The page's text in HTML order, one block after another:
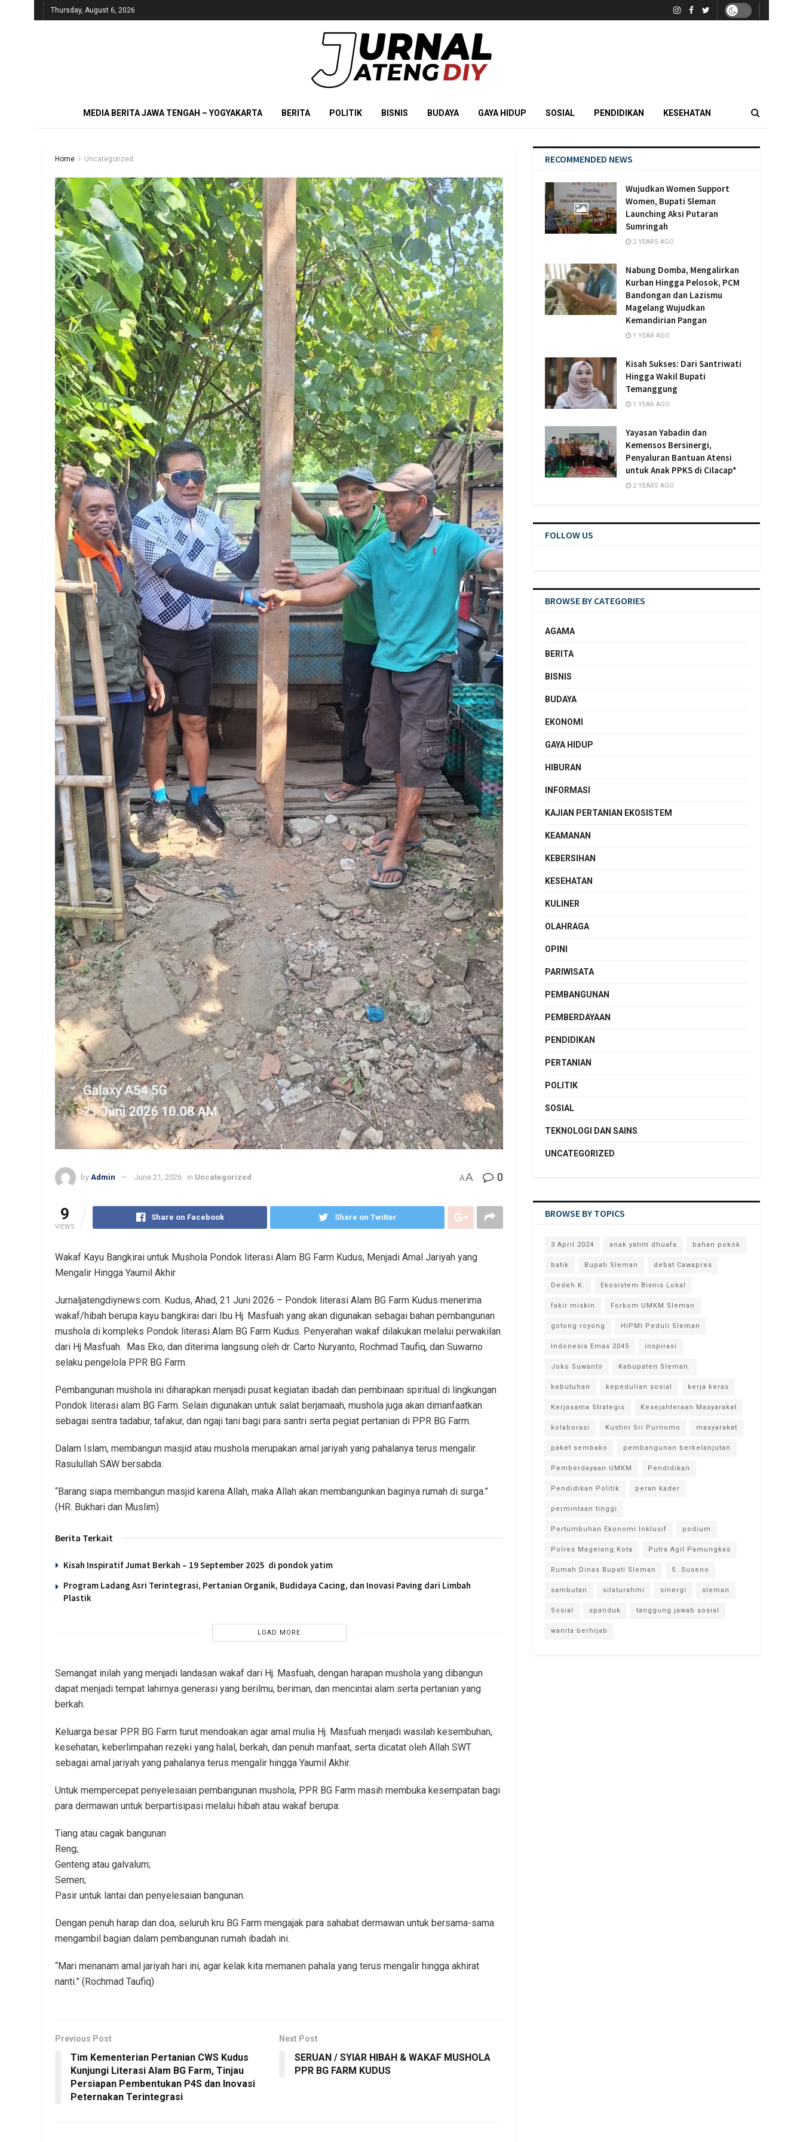
Thursday, August 6, 2026
MEDIA BERITA JAWA TENGAH – YOGYAKARTA BERITA POLITIK BISNIS BUDAYA GAYA HIDUP SOSIAL PENDIDIKAN KESEHATAN
Home Uncategorized
by Admin June 21, 2026 in Uncategorized AA 0
9
VIEWS
Share on Facebook Share on Twitter
Wakaf Kayu Bangkirai untuk Mushola Pondok literasi Alam BG Farm Kudus, Menjadi Amal Jariyah yang
Mengalir Hingga Yaumil Akhir
Jurnaljatengdiynews.com. Kudus, Ahad, 21 Juni 2026 – Pondok literasi Alam BG Farm Kudus menerima
wakaf/hibah berupa kayu bangkirai dari Ibu Hj. Masfuah yang akan digunakan sebagai bahan pembangunan
mushola di kompleks Pondok literasi Alam BG Farm Kudus. Penyerahan wakaf dilakukan melalui perwakilan
dari Hj Masfuah. Mas Eko, dan diterima langsung oleh dr. Carto Nuryanto, Rochmad Taufiq, dan Suwarno
selaku pengelola PPR BG Farm.
Pembangunan mushola ini diharapkan menjadi pusat kegiatan ibadah dan pembinaan spiritual di lingkungan
Pondok literasi alam BG Farm. Selain digunakan untuk salat berjamaah, mushola juga akan dimanfaatkan
sebagai sentra tadabur, tafakur, dan ngaji tani bagi para santri serta pegiat pertanian di PPR BG Farm.
Dalam Islam, membangun masjid atau mushola merupakan amal jariyah yang pahalanya terus mengalir.
Rasulullah SAW bersabda:
“Barang siapa membangun masjid karena Allah, maka Allah akan membangunkan baginya rumah di surga.”
(HR. Bukhari dan Muslim)
Berita Terkait
Kisah Inspiratif Jumat Berkah – 19 September 2025 di pondok yatim
Program Ladang Asri Terintegrasi, Pertanian Organik, Budidaya Cacing, dan Inovasi Paving dari Limbah
Plastik
LOAD MORE
Semangat inilah yang menjadi landasan wakaf dari Hj. Masfuah, dengan harapan mushola yang dibangun
dapat menjadi tempat lahirnya generasi yang berilmu, beriman, dan mencintai alam serta pertanian yang
berkah.
Keluarga besar PPR BG Farm turut mendoakan agar amal mulia Hj. Masfuah menjadi wasilah kesembuhan,
kesehatan, keberlimpahan rezeki yang halal, berkah, dan penuh manfaat, serta dicatat oleh Allah SWT
sebagai amal jariyah yang pahalanya terus mengalir hingga Yaumil Akhir.
Untuk mempercepat penyelesaian pembangunan mushola, PPR BG Farm masih membuka kesempatan bagi
para dermawan untuk berpartisipasi melalui hibah atau wakaf berupa:
Tiang atau cagak bangunan
Reng;
Genteng atau galvalum;
Semen;
Pasir untuk lantai dan penyelesaian bangunan.
Dengan penuh harap dan doa, seluruh kru BG Farm mengajak para sahabat dermawan untuk bersama-sama
mengambil bagian dalam pembangunan rumah ibadah ini.
“Mari menanam amal jariyah hari ini, agar kelak kita memanen pahala yang terus mengalir hingga akhirat
nanti.” (Rochmad Taufiq)
Previous Post
Tim Kementerian Pertanian CWS Kudus
Kunjungi Literasi Alam BG Farm, Tinjau
Persiapan Pembentukan P4S dan Inovasi
Peternakan Terintegrasi
Next Post
SERUAN / SYIAR HIBAH & WAKAF MUSHOLA
PPR BG FARM KUDUS
RECOMMENDED NEWS
Wujudkan Women Support
Women, Bupati Sleman
Launching Aksi Putaran
Sumringah
2 YEARS AGO
Nabung Domba, Mengalirkan
Kurban Hingga Pelosok, PCM
Bandongan dan Lazismu
Magelang Wujudkan
Kemandirian Pangan
1 YEAR AGO
Kisah Sukses: Dari Santriwati
Hingga Wakil Bupati
Temanggung
1 YEAR AGO
Yayasan Yabadin dan
Kemensos Bersinergi,
Penyaluran Bantuan Atensi
untuk Anak PPKS di Cilacap*
2 YEARS AGO
FOLLOW US
BROWSE BY CATEGORIES
AGAMA
BERITA
BISNIS
BUDAYA
EKONOMI
GAYA HIDUP
HIBURAN
INFORMASI
KAJIAN PERTANIAN EKOSISTEM
KEAMANAN
KEBERSIHAN
KESEHATAN
KULINER
OLAHRAGA
OPINI
PARIWISATA
PEMBANGUNAN
PEMBERDAYAAN
PENDIDIKAN
PERTANIAN
POLITIK
SOSIAL
TEKNOLOGI DAN SAINS
UNCATEGORIZED
BROWSE BY TOPICS
3 April 2024 anak yatim dhuafa bahan pokok
batik Bupati Sleman debat Cawapres
Dedeh K. Ekosistem Bisnis Lokal
fakir miskin Forkom UMKM Sleman
gotong royong HIPMI Peduli Sleman
Indonesia Emas 2045 inspirasi
Joko Suwanto Kabupaten Sleman.
kebutuhan kepedulian sosial kerja keras
Kerjasama Strategis Kesejahteraan Masyarakat
kolaborasi Kustini Sri Purnomo masyarakat
paket sembako pembangunan berkelanjutan
Pemberdayaan UMKM Pendidikan
Pendidikan Politik peran kader
permintaan tinggi
Pertumbuhan Ekonomi Inklusif podium
Polres Magelang Kota Putra Agil Pamungkas
Rumah Dinas Bupati Sleman S. Suseno
sambutan silaturahmi sinergi sleman
Sosial spanduk tanggung jawab sosial
wanita berhijab